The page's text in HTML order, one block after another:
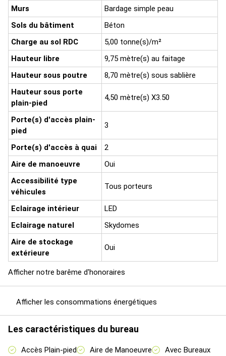
Murs
Bardage simple peau
Sols du bâtiment
Béton
Charge au sol RDC
5,00 tonne(s)/m²
Hauteur libre
9,75 mètre(s) au faitage
Hauteur sous poutre
8,70 mètre(s) sous sablière
Hauteur sous porte
plain-pied
4,50 mètre(s) X3.50
Porte(s) d'accès plain-
pied
3
Porte(s) d'accès à quai
2
Aire de manoeuvre
Oui
Accessibilité type
véhicules
Tous porteurs
Eclairage intérieur
LED
Eclairage naturel
Skydomes
Aire de stockage
extérieure
Oui
Afficher notre barême d'honoraires
Afficher les consommations énergétiques
Les caractéristiques du bureau
Accès Plain-pied Aire de Manoeuvre
Avec Bureaux